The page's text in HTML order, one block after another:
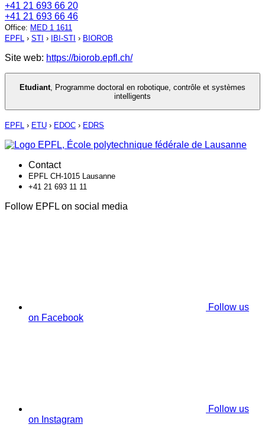
+41 21 693 66 20
+41 21 693 66 46
Office: MED 1 1611
EPFL › STI › IBI-STI › BIOROB
Site web: https://biorob.epfl.ch/
Etudiant Programme doctoral en robotique, contrôle et systèmes
intelligents
EPFL › ETU › EDOC › EDRS
Contact
EPFL CH-1015 Lausanne
+41 21 693 11 11
Follow EPFL on social media
Follow us
on Facebook
Follow us
on Instagram